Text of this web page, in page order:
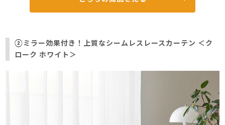
②ミラー効果付き！上質なシームレスレースカーテン ＜ク
ローク ホワイト＞